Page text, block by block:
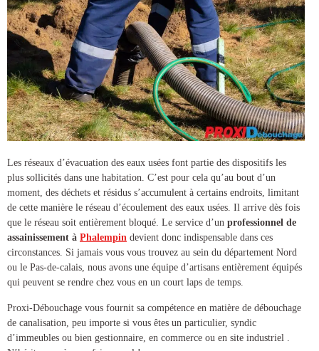
Les réseaux d’évacuation des eaux usées font partie des dispositifs les
plus sollicités dans une habitation. C’est pour cela qu’au bout d’un
moment, des déchets et résidus s’accumulent à certains endroits, limitant
de cette manière le réseau d’écoulement des eaux usées. Il arrive dès fois
que le réseau soit entièrement bloqué. Le service d’un professionnel de
assainissement à Phalempin devient donc indispensable dans ces
circonstances. Si jamais vous vous trouvez au sein du département Nord
ou le Pas-de-calais, nous avons une équipe d’artisans entièrement équipés
qui peuvent se rendre chez vous en un court laps de temps.
Proxi-Débouchage vous fournit sa compétence en matière de débouchage
de canalisation , peu importe si vous êtes un particulier, syndic
d’immeubles ou bien gestionnaire, en commerce ou en site industriel .